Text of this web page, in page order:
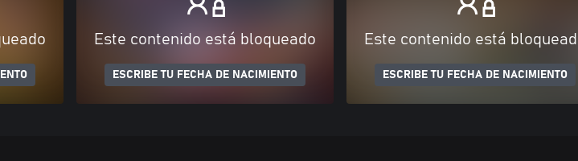
Este contenido está bloqueado
ESCRIBE TU FECHA DE NACIMIENTO
Este contenido está
ESCRIBE TU FECHA DE NACIMIENTO